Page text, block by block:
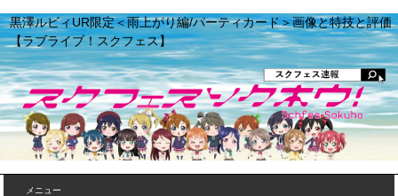
黒澤ルビィUR限定＜雨上がり編/パーティカード＞画像と特技と評価
【ラブライブ！スクフェス】
メニュー